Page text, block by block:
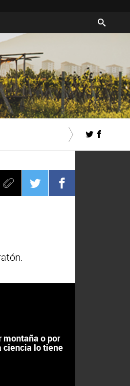
montaña o por
ciencia lo tiene